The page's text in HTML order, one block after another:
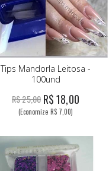
Tips Mandorla Leitosa -
100und
R$ 25,00 R$ 18,00
(Economize R$ 7,00)